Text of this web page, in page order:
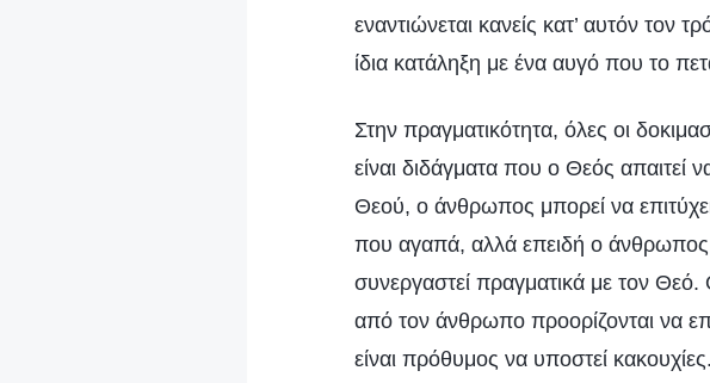
εναντιώνεται κανείς κατ’ αυτόν τον
ίδια κατάληξη με ένα αυγό που το
Στην πραγματικότητα, όλες οι
είναι διδάγματα που ο Θεός
Θεού, ο άνθρωπος μπορεί να
που αγαπά, αλλά επειδή ο άνθρωπος
συνεργαστεί πραγματικά με τον
από τον άνθρωπο προορίζονται να
είναι πρόθυμος να υποστεί